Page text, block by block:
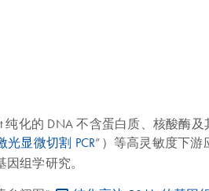
纯化的 DNA 不含蛋白质、核酸酶
光显微切割 PCR”）等高灵敏度下游
因组学研究。